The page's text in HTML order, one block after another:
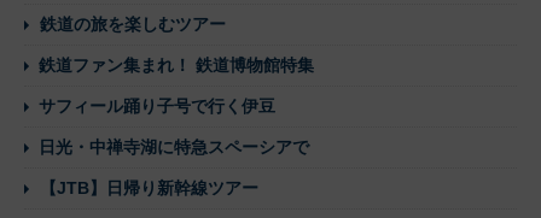
鉄道の旅を楽しむツアー
鉄道ファン集まれ！ 鉄道博物館特集
サフィール踊り子号で行く伊豆
日光・中禅寺湖に特急スペーシアで
【JTB】日帰り新幹線ツアー